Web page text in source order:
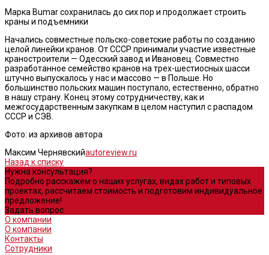
Марка Bumar сохранилась до сих пор и продолжает строить
краны и подъемники
Начались совместные польско-советские работы по созданию
целой линейки кранов. От СССР принимали участие известные
краностроители — Одесский завод и Ивановец. Совместно
разработанное семейство кранов на трех-шестиосных шасси
штучно выпускалось у нас и массово — в Польше. Но
большинство польских машин поступало, естественно, обратно
в нашу страну. Конец этому сотрудничеству, как и
межгосударственным закупкам в целом наступил с распадом
СССР и СЭВ.
Фото: из архивов автора
Максим Чернявскийautoreview.ru
Назад к списку
Нужна консультация?
Подробно расскажем о наших услугах, видах работ и типовых
проектах, рассчитаем стоимость и подготовим индивидуальное
предложение!
Задать вопрос
О компании
О компании
Контакты
Сотрудники